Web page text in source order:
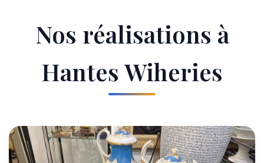
Nos réalisations à
Hantes Wiheries